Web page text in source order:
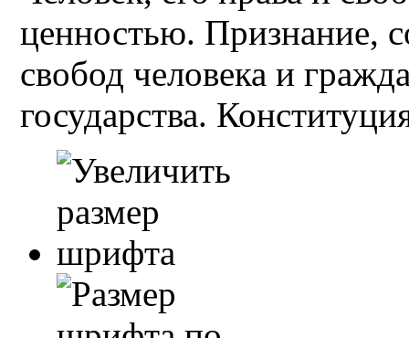
ценностью. Признание,
свобод человека и
государства.